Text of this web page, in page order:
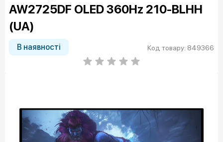
AW2725DF OLED 360Hz 210-BLHH
(UA)
В наявності Код товару: 849366